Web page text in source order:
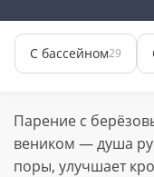
С бассейном29
Парение с
веником — душа
поры, улучшает